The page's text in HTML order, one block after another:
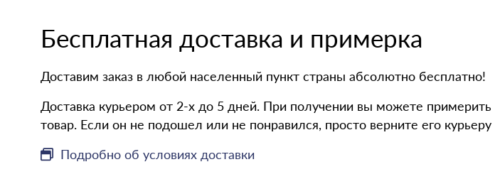
Бесплатная доставка и примерка
Доставим заказ в любой населенный пункт страны абсолютно бесплатно!
Доставка курьером от 2-х до 5 дней. При получении вы можете примерить
товар. Если он не подошел или не понравился, просто верните его курьеру
Подробно об условиях доставки